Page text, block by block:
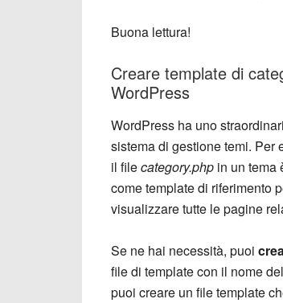
Buona lettura!
Creare template di
WordPress
WordPress ha uno
sistema di gestione temi. Per
il filecategory.php in un tema
come template di riferimento
visualizzare tutte le pagine
Se ne hai necessità, puoi
file di template con il nome
puoi creare un file template